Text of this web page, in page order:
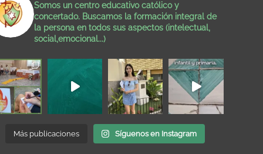
Somos un centro educativo católico y
concertado. Buscamos la formación integral de
la persona en todos sus aspectos (intelectual,
social,emocional...)
Más publicaciones Síguenos en Instagram